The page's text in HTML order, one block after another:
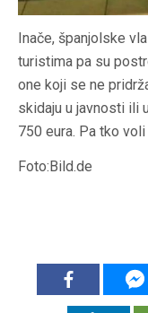
Inače, španjolske
turistima pa su
one koji se ne
skidaju u javnosti ili
750 eura. Pa tko voli
Foto:Bild.de